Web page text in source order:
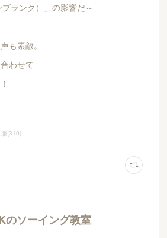
ブランク）」の影響だ～
も素敵。
わせて
(310)
のソーイング教室